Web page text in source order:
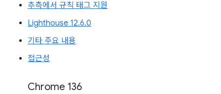
추측에서 규칙 태그 지원
Lighthouse 12.6.0
기타 주요 내용
접근성
Chrome 136